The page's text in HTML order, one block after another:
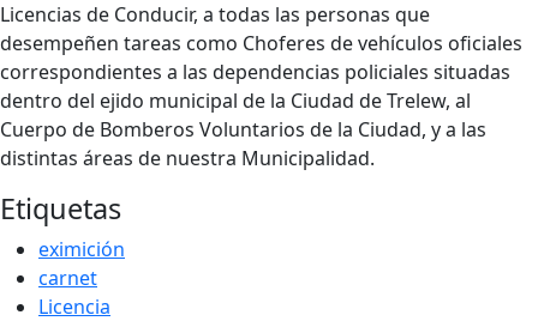
Licencias de Conducir, a todas las personas que
desempeñen tareas como Choferes de vehículos oficiales
correspondientes a las dependencias policiales situadas
dentro del ejido municipal de la Ciudad de Trelew, al
Cuerpo de Bomberos Voluntarios de la Ciudad, y a las
distintas áreas de nuestra Municipalidad.
Etiquetas
eximición
carnet
Licencia